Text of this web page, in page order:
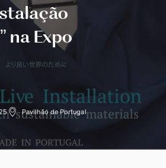
na Expo
Pavilhão de Portugal